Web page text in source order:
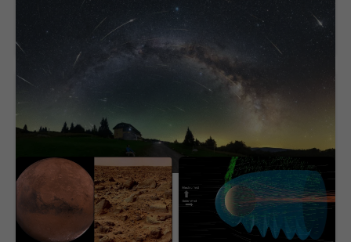
Slovensko čaká noc plná padajúcich hviezd.
Takéto podmienky na Perseidy sa často
Takmer 20-ročný záber
z Marsu opäť vyvoláva
rozruch. Ľudia nechcú
uveriť tomu, čo vidia
Vedci nad Marsom
objavili tajomné
neviditeľné vlny, ktoré
ho pomaly ničia. Nedá sa
to zastaviť